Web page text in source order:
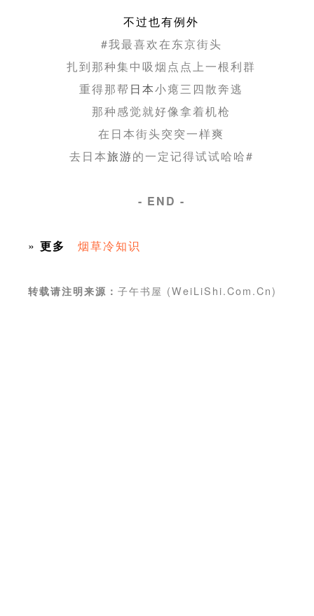
不过也有例外
#我最喜欢在东京街头
扎到那种集中吸烟点点上一根利群
重得那帮 日本小瘪三四散奔逃
那种感觉就好像拿着机枪
在日本街头突突一样爽
去日本旅游的一定记得试试哈哈#
- END -
» 更多 烟草冷知识
转载请注明来源： 子午书屋 (WeiLiShi.Com.Cn)